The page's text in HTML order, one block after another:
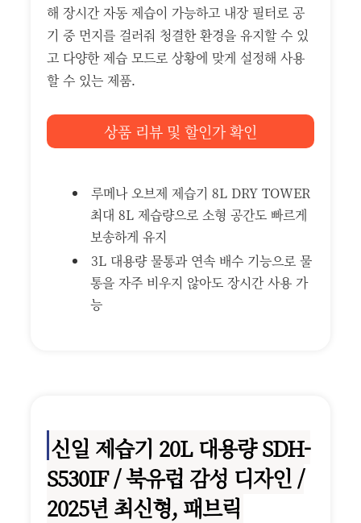
해 장시간 자동 제습이 가능하고 내장 필터로 공
기 중 먼지를 걸러줘 청결한 환경을 유지할 수 있
고 다양한 제습 모드로 상황에 맞게 설정해 사용
할 수 있는 제품.
상품 리뷰 및 할인가 확인
루메나 오브제 제습기 8L DRY TOWER
최대 8L 제습량으로 소형 공간도 빠르게
보송하게 유지
3L 대용량 물통과 연속 배수 기능으로 물
통을 자주 비우지 않아도 장시간 사용 가
능
신일 제습기 20L 대용량 SDH-
S530IF / 북유럽 감성 디자인 /
2025년 최신형, 패브릭